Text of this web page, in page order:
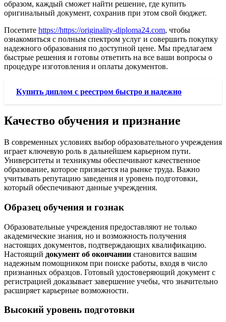
образом, каждый сможет найти решение, где купить
оригинальный документ, сохранив при этом свой бюджет.
Посетите https://https://originality-diploma24.com, чтобы
ознакомиться с полным спектром услуг и совершить покупку
надежного образования по доступной цене. Мы предлагаем
быстрые решения и готовы ответить на все ваши вопросы о
процедуре изготовления и оплаты документов.
Купить диплом с реестром быстро и надежно
Качество обучения и признание
В современных условиях выбор образовательного учреждения
играет ключевую роль в дальнейшем карьерном пути.
Университеты и техникумы обеспечивают качественное
образование, которое признается на рынке труда. Важно
учитывать репутацию заведения и уровень подготовки,
который обеспечивают данные учреждения.
Образец обучения и гознак
Образовательные учреждения предоставляют не только
академические знания, но и возможность получения
настоящих документов, подтверждающих квалификацию.
Настоящий документ об окончании становится вашим
надежным помощником при поиске работы, входя в число
признанных образцов. Готовый удостоверяющий документ с
регистрацией доказывает завершение учебы, что значительно
расширяет карьерные возможности.
Высокий уровень подготовки